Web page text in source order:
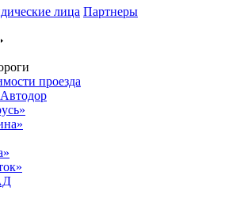
лица Партнеры
проезда